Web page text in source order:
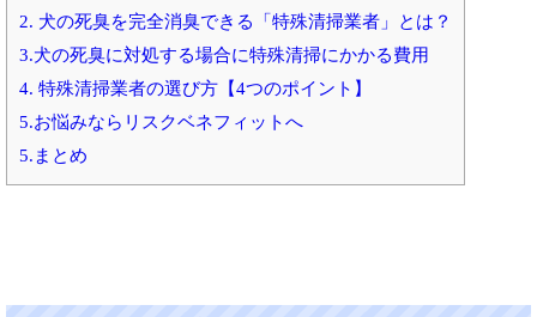
2. 犬の死臭を完全消臭できる「特殊清掃業者」とは？
3.犬の死臭に対処する場合に特殊清掃にかかる費用
4. 特殊清掃業者の選び方【4つのポイント】
5.お悩みならリスクベネフィットへ
5.まとめ